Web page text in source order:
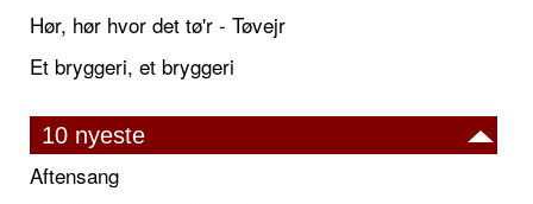
Hør, hør hvor det tø'r - Tøvejr
Et bryggeri, et bryggeri
10 nyeste
Aftensang